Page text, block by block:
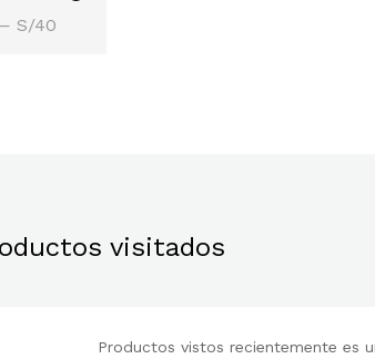
S/40
visitados
Productos vistos recientemente es